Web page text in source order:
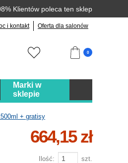
Klientów poleca ten sklep
i kontakt Oferta dla salonów
0
Marki w
sklepie
+ gratisy
664,15 zł
Ilość: szt.